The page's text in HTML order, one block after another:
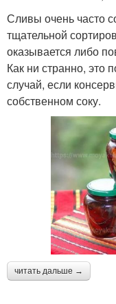
Сливы очень часто
тщательной
оказывается либо
Как ни странно, это
случай, если
собственном соку.
читать дальше →